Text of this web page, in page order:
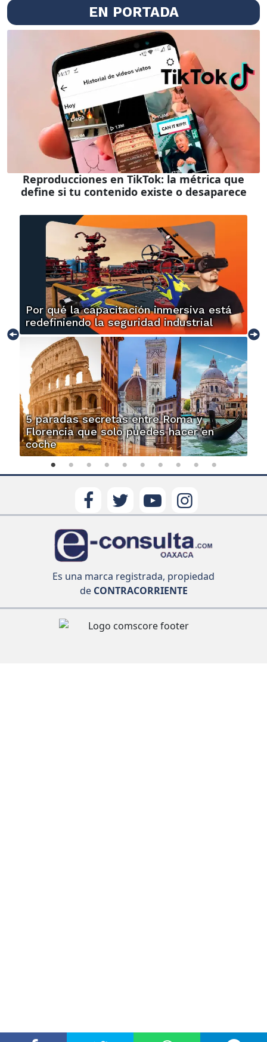
EN PORTADA
Reproducciones en TikTok: la métrica que
define si tu contenido existe o desaparece
Por qué la capacitación inmersiva está
redefiniendo la seguridad industrial
5 paradas secretas entre Roma y
Florencia que solo puedes hacer en
coche
Es una marca registrada, propiedad
deCONTRACORRIENTE